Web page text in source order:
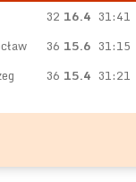
32 16.4 31:41
36 15.6 31:15
36 15.4 31:21